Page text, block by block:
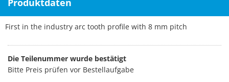
Produktdaten
First in the industry arc tooth profile with 8 mm pitch
Die Teilenummer wurde bestätigt
Bitte Preis prüfen vor Bestellaufgabe